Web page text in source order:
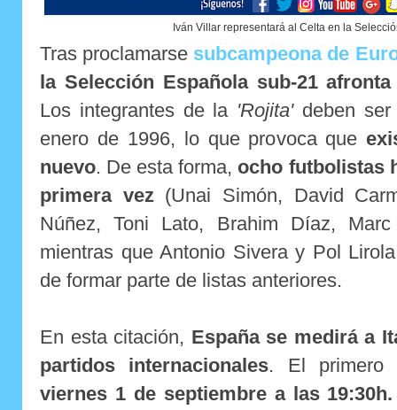
Iván Villar representará al Celta en la
Tras proclamarse subcampeona de
la Selección Española sub-21
Los integrantes de la 'Rojita'deben ser
enero de 1996, lo que provoca que
nuevo. De esta forma, ocho futbolistas
primera vez(Unai Simón, David
Núñez, Toni Lato, Brahim Díaz,
mientras que Antonio Sivera y Pol
de formar parte de listas anteriores.
En esta citación, España se medirá a
partidos internacionales. El primero
viernes 1 de septiembre a las 19:30h.